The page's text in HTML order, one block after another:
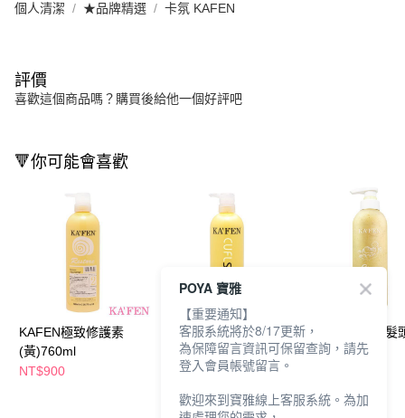
個人清潔 ★品牌精選 卡氛 KAFEN
評價
喜歡這個商品嗎？購買後給他一個好評吧
🔻你可能會喜歡
KAFEN極致修護素
(黃)760ml
NT$900
KAFEN還原酸系列深
層護髮素(黃)760ml
NT$690
KAFEN生薑韌髮
洗髮精500ml
POYA 寶雅
【重要通知】
客服系統將於8/17更新，
為保障留言資訊可保留查詢，請先
登入會員帳號留言。
歡迎來到寶雅線上客服系統。為加